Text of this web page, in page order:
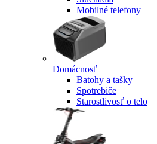
Mobilné telefony
Domácnosť
Batohy a tašky
Spotrebiče
Starostlivosť o telo